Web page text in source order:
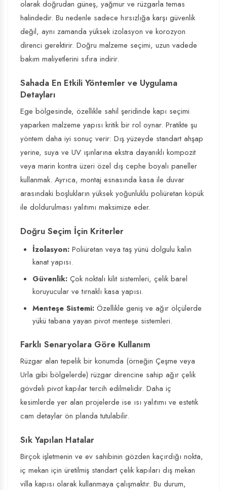
olarak doğrudan güneş, yağmur ve rüzgarla temas
halindedir. Bu nedenle sadece hırsızlığa karşı güvenlik
değil, aynı zamanda yüksek izolasyon ve korozyon
direnci gerektirir. Doğru malzeme seçimi, uzun vadede
bakım maliyetlerini sıfıra indirir.
Sahada En Etkili Yöntemler ve Uygulama
Detayları
Ege bölgesinde, özellikle sahil şeridinde kapı seçimi
yaparken malzeme yapısı kritik bir rol oynar. Pratikte şu
yöntem daha iyi sonuç verir: Dış yüzeyde standart ahşap
yerine, suya ve UV ışınlarına ekstra dayanıklı kompozit
veya marin kontra üzeri özel dış cephe boyalı paneller
kullanmak. Ayrıca, montaj esnasında kasa ile duvar
arasındaki boşlukların yüksek yoğunluklu poliüretan köpük
ile doldurulması yalıtımı maksimize eder.
Doğru Seçim İçin Kriterler
İzolasyon: Poliüretan veya taş yünü dolgulu kalın
kanat yapısı.
Güvenlik: Çok noktalı kilit sistemleri, çelik barel
koruyucular ve tırnaklı kasa yapısı.
Menteşe Sistemi: Özellikle geniş ve ağır ölçülerde
yükü tabana yayan pivot menteşe sistemleri.
Farklı Senaryolara Göre Kullanım
Rüzgar alan tepelik bir konumda (örneğin Çeşme veya
Urla gibi bölgelerde) rüzgar direncine sahip ağır çelik
gövdeli pivot kapılar tercih edilmelidir. Daha iç
kesimlerde yer alan projelerde ise ısı yalıtımı ve estetik
cam detaylar ön planda tutulabilir.
Sık Yapılan Hatalar
Birçok işletmenin ve ev sahibinin gözden kaçırdığı nokta,
iç mekan için üretilmiş standart çelik kapıları dış mekan
villa kapısı olarak kullanmaya çalışmaktır. Bu durum,